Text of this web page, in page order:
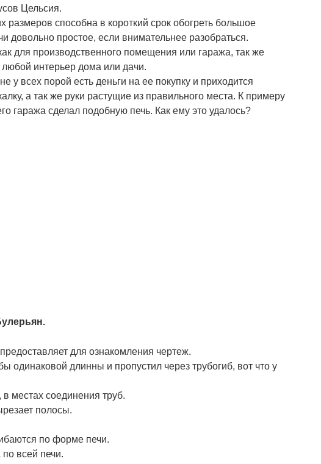
Цельсия.
размеров способна в короткий срок обогреть большое
довольно простое, если внимательнее разобраться.
для производственного помещения или гаража, так же
интерьер дома или дачи.
у всех порой есть деньги на ее покупку и приходится
а так же руки растущие из правильного места. К примеру
гаража сделал подобную печь. Как ему это удалось?
для ознакомления чертеж.
одинаковой длинны и пропустил через трубогиб, вот что у
местах соединения труб.
полосы.
по форме печи.
по всей печи.